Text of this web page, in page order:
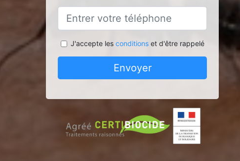
J'accepte les conditionset d'être rappelé
Envoyer